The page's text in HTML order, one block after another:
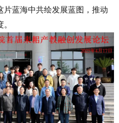
蓝海中共绘发展蓝图，推动